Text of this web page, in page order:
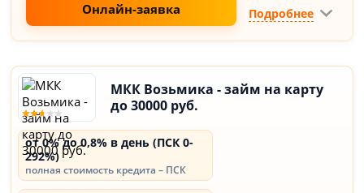
Онлайн-заявка Подробнее
МКК Возьмика - займ на карту
до 30000 руб.
от 0% до 0,8% в день (ПСК 0-
292%)
полная стоимость кредита – ПСК